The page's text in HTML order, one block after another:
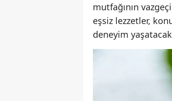
mutfağının
eşsiz lezzetler,
deneyim